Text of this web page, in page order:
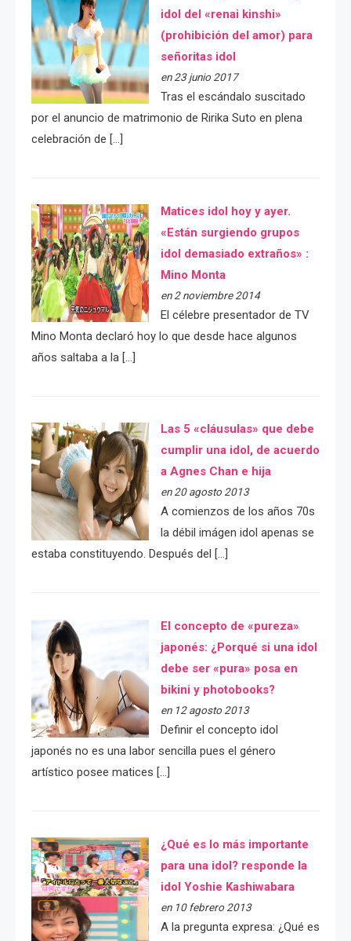
idol del «renai kinshi»
(prohibición del amor) para
señoritas idol
en 23 junio 2017
Tras el escándalo suscitado
por el anuncio de matrimonio de Ririka Suto en plena
celebración de […]
Matices idol hoy y ayer.
«Están surgiendo grupos
idol demasiado extraños» :
Mino Monta
en 2 noviembre 2014
El célebre presentador de TV
Mino Monta declaró hoy lo que desde hace algunos
años saltaba a la […]
Las 5 «cláusulas» que debe
cumplir una idol, de acuerdo
a Agnes Chan e hija
en 20 agosto 2013
A comienzos de los años 70s
la débil imágen idol apenas se
estaba constituyendo. Después del […]
El concepto de «pureza»
japonés: ¿Porqué si una idol
debe ser «pura» posa en
bikini y photobooks?
en 12 agosto 2013
Definir el concepto idol
japonés no es una labor sencilla pues el género
artístico posee matices […]
¿Qué es lo más importante
para una idol? responde la
idol Yoshie Kashiwabara
en 10 febrero 2013
A la pregunta expresa: ¿Qué es